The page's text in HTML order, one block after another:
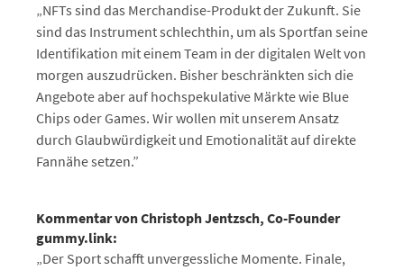
„NFTs sind das Merchandise-Produkt der Zukunft. Sie
sind das Instrument schlechthin, um als Sportfan seine
Identifikation mit einem Team in der digitalen Welt von
morgen auszudrücken. Bisher beschränkten sich die
Angebote aber auf hochspekulative Märkte wie Blue
Chips oder Games. Wir wollen mit unserem Ansatz
durch Glaubwürdigkeit und Emotionalität auf direkte
Fannähe setzen.”
Kommentar von Christoph Jentzsch, Co-Founder
gummy.link:
„Der Sport schafft unvergessliche Momente. Finale,